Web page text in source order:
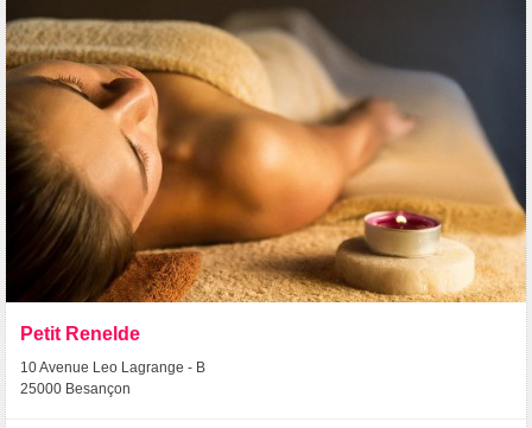
Petit Renelde
10 Avenue Leo Lagrange - B
25000 Besançon